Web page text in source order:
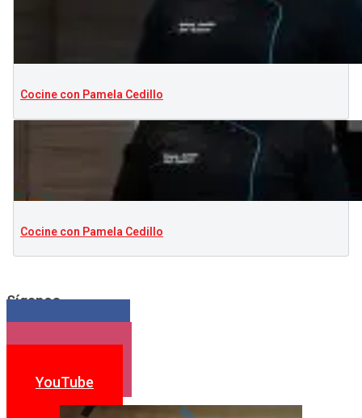
Cocine con Pamela Cedillo
Cocine con Pamela Cedillo
Síganos
YouTube